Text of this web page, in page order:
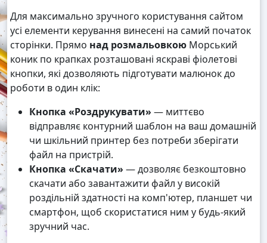
Для максимально зручного користування сайтом
усі елементи керування винесені на самий початок
сторінки. Прямо над розмальовкою Морський
коник по крапках розташовані яскраві фіолетові
кнопки, які дозволяють підготувати малюнок до
роботи в один клік:
Кнопка «Роздрукувати» — миттєво
відправляє контурний шаблон на ваш домашній
чи шкільний принтер без потреби зберігати
файл на пристрій.
Кнопка «Скачати» — дозволяє безкоштовно
скачати або завантажити файл у високій
роздільній здатності на комп'ютер, планшет чи
смартфон, щоб скористатися ним у будь-який
зручний час.